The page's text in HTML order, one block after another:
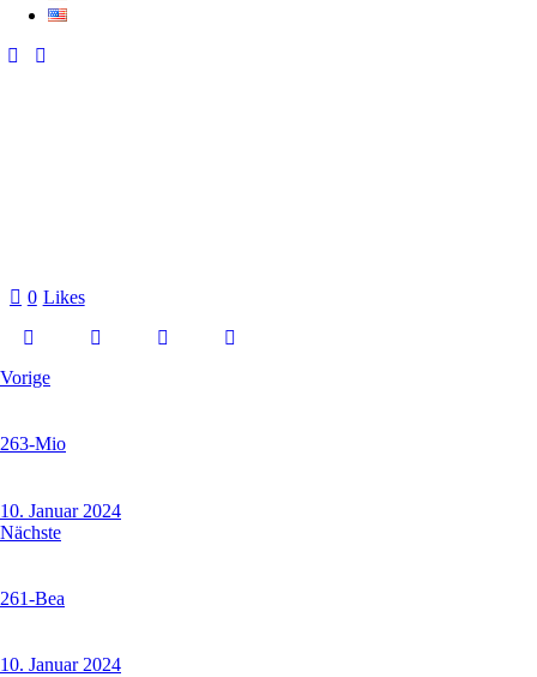
0 Likes
Vorige
263-Mio
10. Januar 2024
Nächste
261-Bea
10. Januar 2024